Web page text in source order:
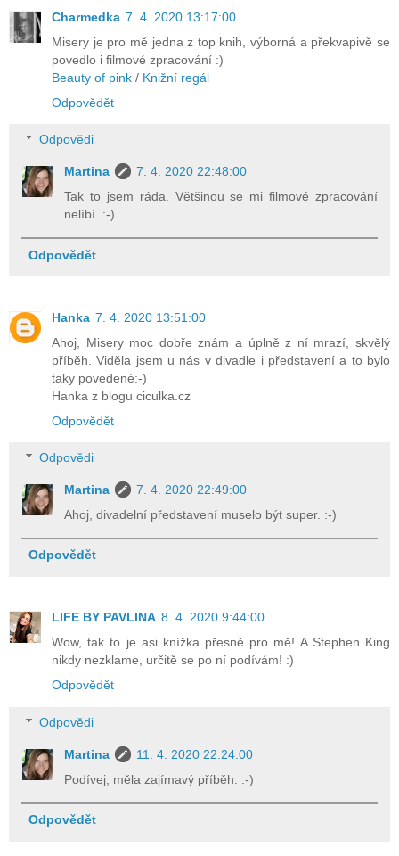
Charmedka 7. 4. 2020 13:17:00
Misery je pro mě jedna z top knih, výborná a překvapivě se
povedlo i filmové zpracování :)
Beauty of pink / Knižní regál
Odpovědět
Odpovědi
Martina
7. 4. 2020 22:48:00
Tak to jsem ráda. Většinou se mi filmové zpracování
nelíbí. :-)
Odpovědět
Hanka 7. 4. 2020 13:51:00
Ahoj, Misery moc dobře znám a úplně z ní mrazí, skvělý
příběh. Viděla jsem u nás v divadle i představení a to bylo
taky povedené:-)
Hanka z blogu ciculka.cz
Odpovědět
Odpovědi
Martina
7. 4. 2020 22:49:00
Ahoj, divadelní představení muselo být super. :-)
Odpovědět
LIFE BY PAVLINA 8. 4. 2020 9:44:00
Wow, tak to je asi knížka přesně pro mě! A Stephen King
nikdy nezklame, určitě se po ní podívám! :)
Odpovědět
Odpovědi
Martina
11. 4. 2020 22:24:00
Podívej, měla zajímavý příběh. :-)
Odpovědět